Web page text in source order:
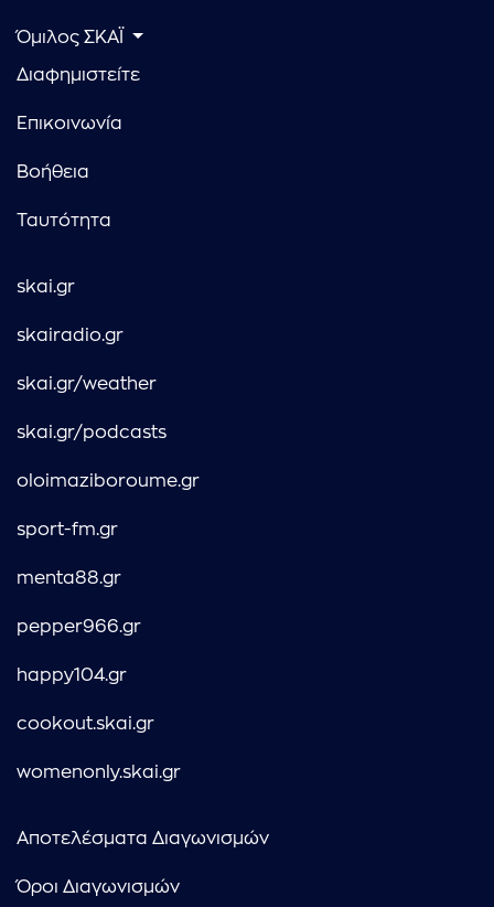
Όμιλος ΣΚΑΪ
Διαφημιστείτε
Επικοινωνία
Βοήθεια
Ταυτότητα
skai.gr
skairadio.gr
skai.gr/weather
skai.gr/podcasts
oloimaziboroume.gr
sport-fm.gr
menta88.gr
pepper966.gr
happy104.gr
cookout.skai.gr
womenonly.skai.gr
Αποτελέσματα Διαγωνισμών
Όροι Διαγωνισμών